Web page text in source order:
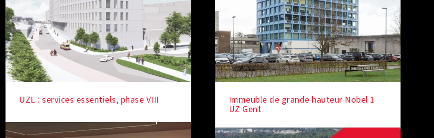
UZL : services essentiels, phase VIII Immeuble de grande hauteur Nobel 1
UZ Gent